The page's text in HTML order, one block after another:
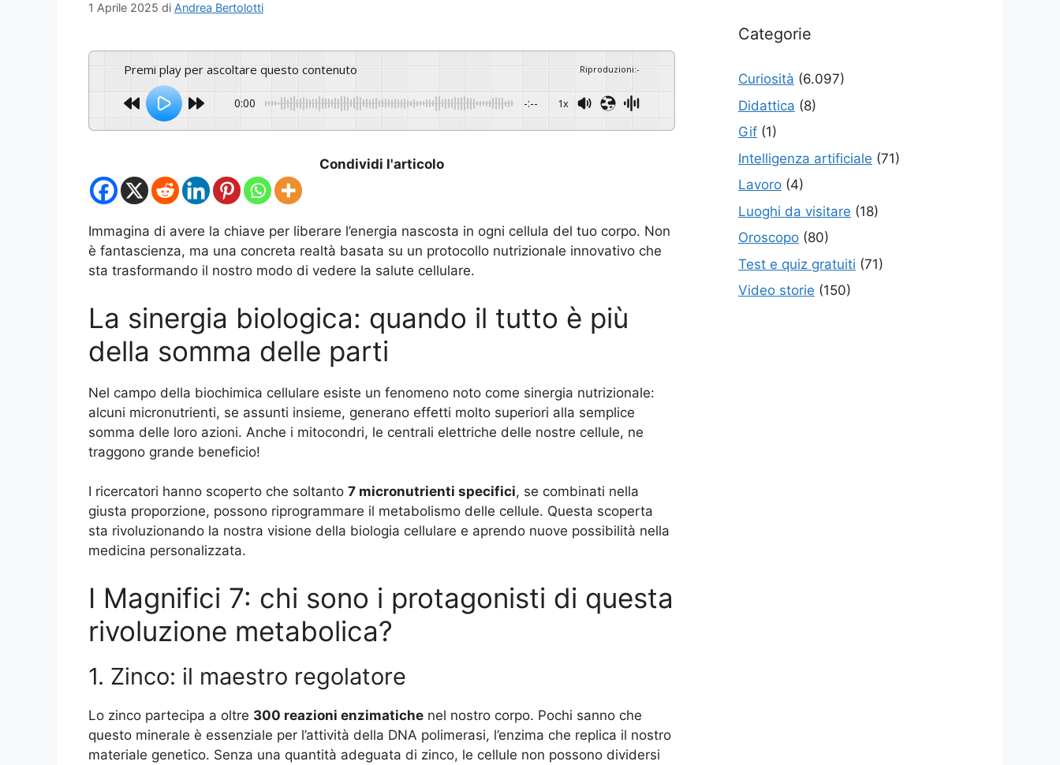
1 Aprile 2025 di Andrea Bertolotti
Premi play per ascoltare questo contenuto Riproduzioni:-
0:00 -:-- 1x
Condividi l'articolo
Immagina di avere la chiave per liberare l’energia nascosta in ogni cellula del tuo corpo. Non
è fantascienza, ma una concreta realtà basata su un protocollo nutrizionale innovativo che
sta trasformando il nostro modo di vedere la salute cellulare.
La sinergia biologica: quando il tutto è più
della somma delle parti
Nel campo della biochimica cellulare esiste un fenomeno noto come sinergia nutrizionale:
alcuni micronutrienti, se assunti insieme, generano effetti molto superiori alla semplice
somma delle loro azioni. Anche i mitocondri, le centrali elettriche delle nostre cellule, ne
traggono grande beneficio!
I ricercatori hanno scoperto che soltanto 7 micronutrienti specifici, se combinati nella
giusta proporzione, possono riprogrammare il metabolismo delle cellule. Questa scoperta
sta rivoluzionando la nostra visione della biologia cellulare e aprendo nuove possibilità nella
medicina personalizzata.
I Magnifici 7: chi sono i protagonisti di questa
rivoluzione metabolica?
1. Zinco: il maestro regolatore
Lo zinco partecipa a oltre 300 reazioni enzimatiche nel nostro corpo. Pochi sanno che
questo minerale è essenziale per l’attività della DNA polimerasi, l’enzima che replica il nostro
materiale genetico. Senza una quantità adeguata di zinco, le cellule non possono dividersi
Categorie
Curiosità (6.097)
Didattica (8)
Gif (1)
Intelligenza artificiale (71)
Lavoro (4)
Luoghi da visitare (18)
Oroscopo (80)
Test e quiz gratuiti (71)
Video storie (150)